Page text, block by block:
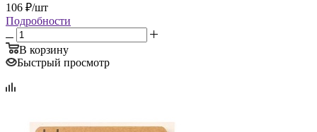
106 ₽/шт
Подробности
В корзину
Быстрый просмотр